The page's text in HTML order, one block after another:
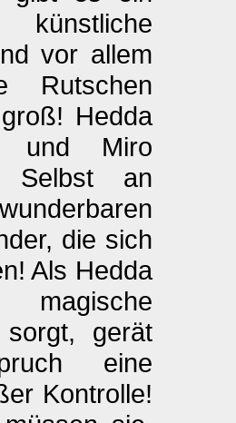
vor allem
Rutschen
Hedda
und Miro
Selbst an
die sich
Als Hedda
sorgt, gerät
eine
Kontrolle!